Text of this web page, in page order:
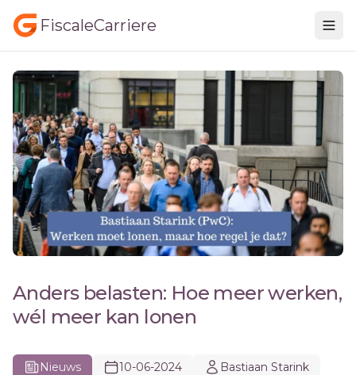
FiscaleCarriere
Anders belasten: Hoe meer werken,
wél meer kan lonen
Nieuws 10-06-2024
Bastiaan Starink